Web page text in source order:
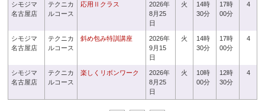
シモジマ
名古屋店
テクニカ
ルコース
応用Ⅱクラス
2026年
8月25
日
火
14時
30分
17時
00分
4
シモジマ
名古屋店
テクニカ
ルコース
斜め包み特訓講座
2026年
9月15
日
火
14時
30分
17時
00分
4
シモジマ
名古屋店
テクニカ
ルコース
楽しくリボンワーク
2026年
8月25
日
火
10時
00分
12時
30分
4